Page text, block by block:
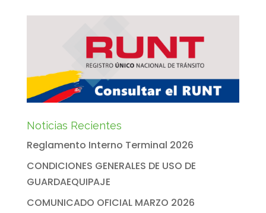
Noticias Recientes
Reglamento Interno Terminal 2026
CONDICIONES GENERALES DE USO DE
GUARDAEQUIPAJE
COMUNICADO OFICIAL MARZO 2026